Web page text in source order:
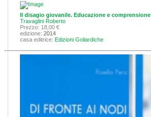
Il disagio giovanile. Educazione e comprensione
Travaglini Roberto
Prezzo: 18,00 €
edizione: 2014
casa editrice: Edizioni Goliardiche